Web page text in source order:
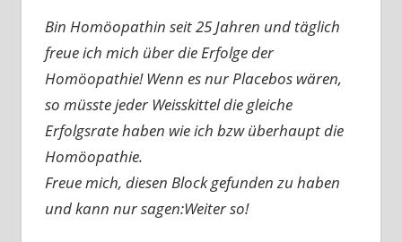
Bin Homöopathin seit 25 Jahren und täglich
freue ich mich über die Erfolge der
Homöopathie! Wenn es nur Placebos wären,
so müsste jeder Weisskittel die gleiche
Erfolgsrate haben wie ich bzw überhaupt die
Homöopathie.
Freue mich, diesen Block gefunden zu haben
und kann nur sagen:Weiter so!